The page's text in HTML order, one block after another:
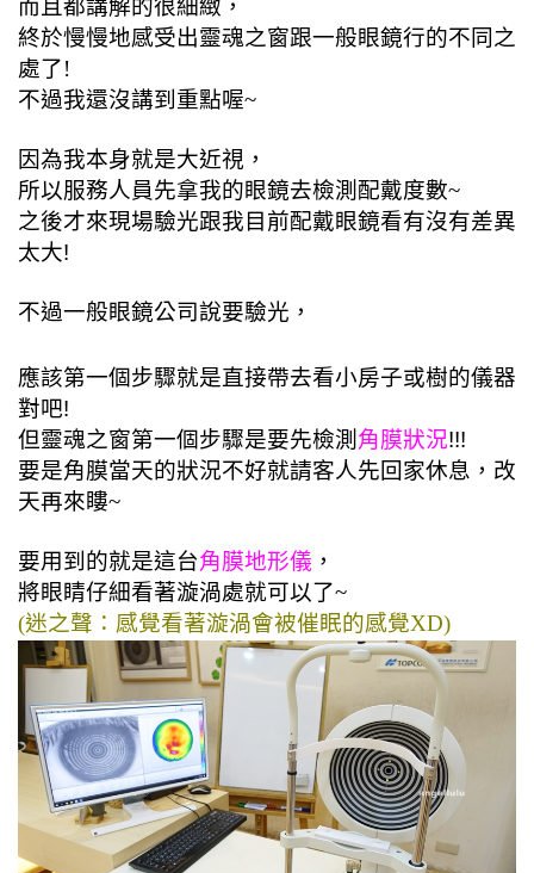
而且都講解的很細緻，
終於慢慢地感受出靈魂之窗跟一般眼鏡行的不同之
處了!
不過我還沒講到重點喔~
因為我本身就是大近視，
所以服務人員先拿我的眼鏡去檢測配戴度數~
之後才來現場驗光跟我目前配戴眼鏡看有沒有差異
太大!
不過一般眼鏡公司說要驗光，
應該第一個步驟就是直接帶去看小房子或樹的儀器
對吧!
但靈魂之窗第一個步驟是要先檢測 角膜狀況!!!
要是角膜當天的狀況不好就請客人先回家休息，改
天再來瞜~
要用到的就是這台角膜地形儀 ，
將眼睛仔細看著漩渦處就可以了~
(迷之聲 ：感覺看著漩渦會被催眠的感覺XD)